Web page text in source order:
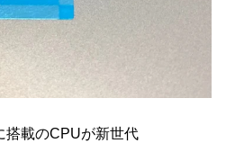
搭載のCPUが新世代